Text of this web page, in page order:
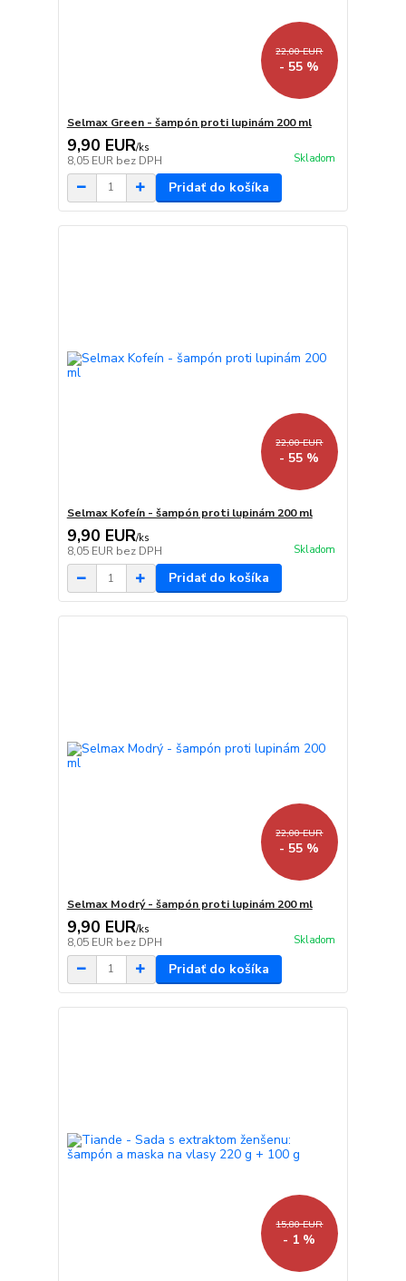
22,00 EUR
- 55 %
Selmax Green - šampón proti lupinám 200 ml
9,90 EUR/ks
8,05 EUR bez DPH Skladom
Pridať do košíka
22,00 EUR
- 55 %
Selmax Kofeín - šampón proti lupinám 200 ml
9,90 EUR/ks
8,05 EUR bez DPH Skladom
Pridať do košíka
22,00 EUR
- 55 %
Selmax Modrý - šampón proti lupinám 200 ml
9,90 EUR/ks
8,05 EUR bez DPH Skladom
Pridať do košíka
15,80 EUR
- 1 %